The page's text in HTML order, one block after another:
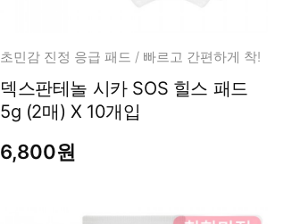
초민감 진정 응급 패드 / 빠르고 간편하게 착!
덱스판테놀 시카 SOS 힐스 패드
5g (2매) X 10개입
6,800원